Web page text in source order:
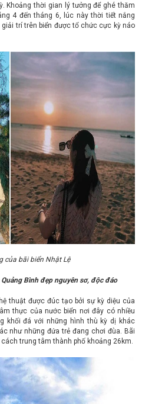
Khoảng thời gian lý tưởng để ghé thăm
4 đến tháng 6, lúc này thời tiết nắng
trí trên biển được tổ chức cực kỳ náo
của bãi biển Nhật Lệ
Bình đẹp nguyên sơ, độc đáo
thuật được đúc tạo bởi sự kỳ diệu của
thực của nước biển nơi đây có nhiều
khối đá với những hình thù kỳ dị khác
như những đứa trẻ đang chơi đùa. Bãi
trung tâm thành phố khoảng 26km.